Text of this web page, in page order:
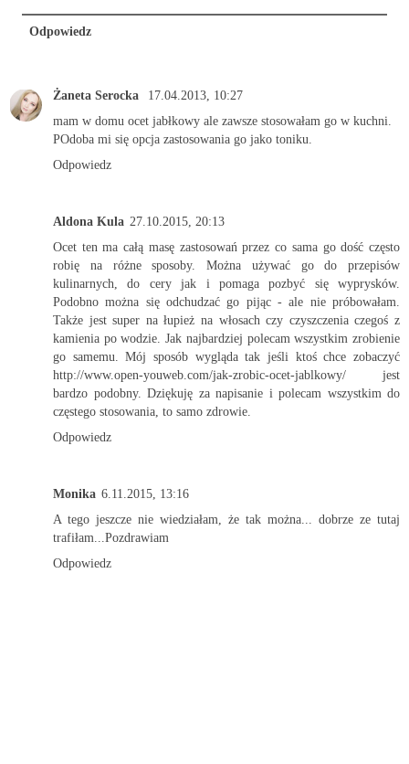
Odpowiedz
Żaneta Serocka
17.04.2013, 10:27
mam w domu ocet jabłkowy ale zawsze stosowałam go w kuchni.
POdoba mi się opcja zastosowania go jako toniku.
Odpowiedz
Aldona Kula 27.10.2015, 20:13
Ocet ten ma całą masę zastosowań przez co sama go dość często
robię na różne sposoby. Można używać go do przepisów
kulinarnych, do cery jak i pomaga pozbyć się wyprysków.
Podobno można się odchudzać go pijąc - ale nie próbowałam.
Także jest super na łupież na włosach czy czyszczenia czegoś z
kamienia po wodzie. Jak najbardziej polecam wszystkim zrobienie
go samemu. Mój sposób wygląda tak jeśli ktoś chce zobaczyć
http://www.open-youweb.com/jak-zrobic-ocet-jablkowy/ jest
bardzo podobny. Dziękuję za napisanie i polecam wszystkim do
częstego stosowania, to samo zdrowie.
Odpowiedz
Monika 6.11.2015, 13:16
A tego jeszcze nie wiedziałam, że tak można... dobrze ze tutaj
trafiłam...Pozdrawiam
Odpowiedz